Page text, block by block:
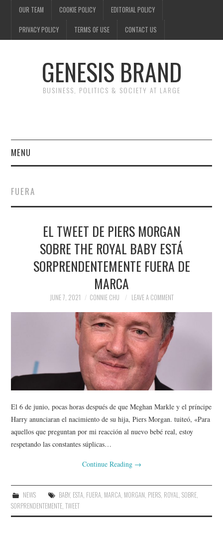
OUR TEAM COOKIE POLICY EDITORIAL POLICY
PRIVACY POLICY TERMS OF USE CONTACT US
GENESIS BRAND
BUSINESS, POLITICS & SOCIETY AT LARGE
MENU
FINANCE
POLITICS
FUERA
EL TWEET DE PIERS MORGAN
SOBRE THE ROYAL BABY ESTÁ
SORPRENDENTEMENTE FUERA DE
MARCA
JUNE 7, 2021 CONNIE CHU LEAVE A COMMENT
El 6 de junio, pocas horas después de que Meghan Markle y el príncipe
Harry anunciaran el nacimiento de su hija, Piers Morgan. tuiteó, «Para
aquellos que preguntan por mi reacción al nuevo bebé real, estoy
respetando las constantes súplicas…
Continue Reading →
NEWS BABY, ESTA, FUERA, MARCA, MORGAN, PIERS, ROYAL, SOBRE,
SORPRENDENTEMENTE,TWEET